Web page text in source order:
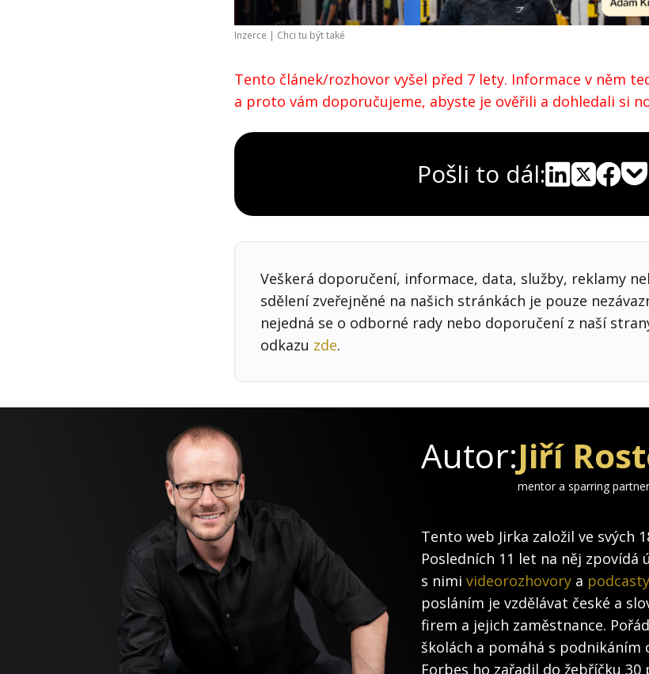
Inzerce | Chci tu být také
Tento článek/rozhovor vyšel před 7 lety. Informace v něm
a proto vám doporučujeme, abyste je ověřili a dohledali si
Pošli to dál:
Veškerá doporučení, informace, data, služby, reklamy
sdělení zveřejněné na našich stránkách je pouze
nejedná se o odborné rady nebo doporučení z naší
odkazu zde.
Autor:Jiří
mentor a sparring
Tento web Jirka založil ve svých
Posledních 11 let na něj zpovídá
s nimi videorozhovory a podcasty
posláním je vzdělávat české a
firem a jejich zaměstnance.
školách a pomáhá s
Forbes ho zařadil do žebříčku